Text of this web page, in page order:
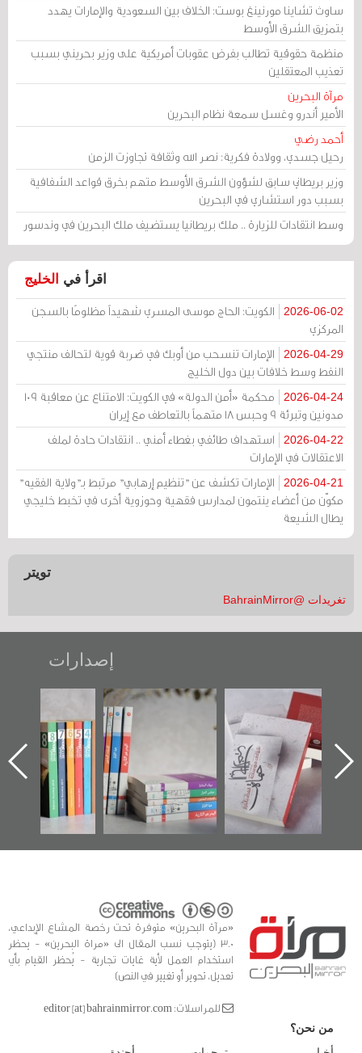
ساوث تشاينا مورنينغ بوست: الخلاف بين السعودية والإمارات يهدد
بتمزيق الشرق الأوسط
منظمة حقوقية تطالب بفرض عقوبات أمريكية على وزير بحريني بسبب
تعذيب المعتقلين
مرآة البحرين
الأمير أندرو وغسل سمعة نظام البحرين
أحمد رضي
رحيل جسدي، وولادة فكرية: نصر الله وثقافة تجاوزت الزمن
وزير بريطاني سابق لشؤون الشرق الأوسط متهم بخرق قواعد الشفافية
بسبب دور استشاري في البحرين
وسط انتقادات للزيارة .. ملك بريطانيا يستضيف ملك البحرين في وندسور
اقرأ في الخليج
2026-06-02
الكويت: الحاج موسى المسري شهيداً مظلومًا بالسجن
المركزي
2026-04-29
الإمارات تنسحب من أوبك في ضربة قوية لتحالف منتجي
النفط وسط خلافات بين دول الخليج
2026-04-24
محكمة «أمن الدولة» في الكويت: الامتناع عن معاقبة 109
مدونين وتبرئة 9 وحبس 18 متهماً بالتعاطف مع إيران
2026-04-22
استهداف طائفي بغطاء أمني .. انتقادات حادة لملف
الاعتقالات في الإمارات
2026-04-21
الإمارات تكشف عن "تنظيم إرهابي" مرتبط بـ"ولاية الفقيه"
مكوّن من أعضاء ينتمون لمدارس فقهية وحوزوية أخرى في تخبط خليجي
يطال الشيعة
تويتر
تغريدات @BahrainMirror
إصدارات
"حماة الباب الأخير":
الإصدار الأول عن
اعتصام الدراز
وأحداث ساحة
الفداء لمركز أوال
للدراسات والتوثيق
تصنيف موضوعي
للوثائق البريطانية
يقدمه «مركز أوال»
في سلسلة من 5
كتب
تصدر حصاد
الساحات 2019
«مرآة البحرين» متوفرة تحت رخصة المشاع الإبداعي،
3.0 (يتوجب نسب المقال الى «مراة البحرين» - يحظر
استخدام العمل لأية غايات تجارية - يُحظر القيام بأي
تعديل، تحوير أو تغيير في النص)
للمراسلات: editor [at] bahrainmirror.com
من نحن؟